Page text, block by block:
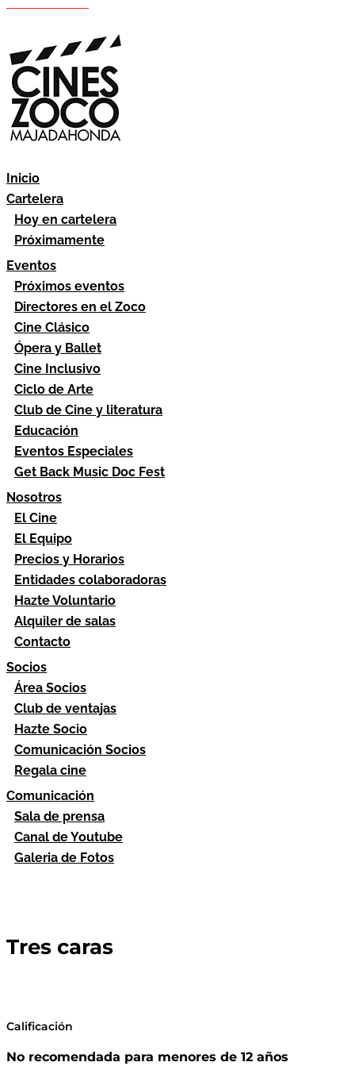
Inicio
Cartelera
Hoy en cartelera
Próximamente
Eventos
Próximos eventos
Directores en el Zoco
Cine Clásico
Ópera y Ballet
Cine Inclusivo
Ciclo de Arte
Club de Cine y literatura
Educación
Eventos Especiales
Get Back Music Doc Fest
Nosotros
El Cine
El Equipo
Precios y Horarios
Entidades colaboradoras
Hazte Voluntario
Alquiler de salas
Contacto
Socios
Área Socios
Club de ventajas
Hazte Socio
Comunicación Socios
Regala cine
Comunicación
Sala de prensa
Canal de Youtube
Galeria de Fotos
Tres caras
Calificación
No recomendada para menores de 12 años